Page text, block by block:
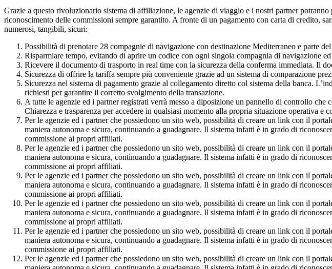
Grazie a questo rivoluzionario sistema di affiliazione, le agenzie di viaggio e i nostri partner
riconoscimento delle commissioni sempre garantito. A fronte di un pagamento con carta di
numerosi, tangibili, sicuri:
Possibilità di prenotare 28 compagnie di navigazione con destinazione Mediterraneo e parte
Risparmiare tempo, evitando di aprire un codice con ogni singola compagnia di navigazione
Ricevere il documento di trasporto in real time con la sicurezza della conferma immediata. Il
Sicurezza di offrire la tariffa sempre più conveniente grazie ad un sistema di comparazione
Sicurezza nel sistema di pagamento grazie al collegamento diretto col sistema della banca.
richiesti per garantire il corretto svolgimento della transazione.
A tutte le agenzie ed i partner registrati verrà messo a diposizione un pannello di controllo
Chiarezza e trasparenza per accedere in qualsiasi momento alla propria situazione operativa e
Per le agenzie ed i partner che possiedono un sito web, possibilità di creare un link con il
maniera autonoma e sicura, continuando a guadagnare. Il sistema infatti è in grado di
commissione ai propri affiliati.
Per le agenzie ed i partner che possiedono un sito web, possibilità di creare un link con il
maniera autonoma e sicura, continuando a guadagnare. Il sistema infatti è in grado di
commissione ai propri affiliati.
Per le agenzie ed i partner che possiedono un sito web, possibilità di creare un link con il
maniera autonoma e sicura, continuando a guadagnare. Il sistema infatti è in grado di
commissione ai propri affiliati.
Per le agenzie ed i partner che possiedono un sito web, possibilità di creare un link con il
maniera autonoma e sicura, continuando a guadagnare. Il sistema infatti è in grado di
commissione ai propri affiliati.
Per le agenzie ed i partner che possiedono un sito web, possibilità di creare un link con il
maniera autonoma e sicura, continuando a guadagnare. Il sistema infatti è in grado di
commissione ai propri affiliati.
Per le agenzie ed i partner che possiedono un sito web, possibilità di creare un link con il